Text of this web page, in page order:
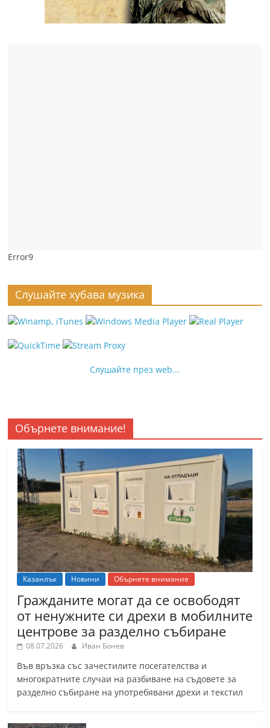
Error9
Слушайте хубава музика
Слушайте през web...
Обърнете внимание!
Казанлък Новини Обърнете внимание
Гражданите могат да се освободят
от ненужните си дрехи в мобилните
центрове за разделно събиране
08.07.2026 Иван Бонев
Във връзка със зачестилите посегателства и
многократните случаи на разбиване на съдовете за
разделно събиране на употребявани дрехи и текстил